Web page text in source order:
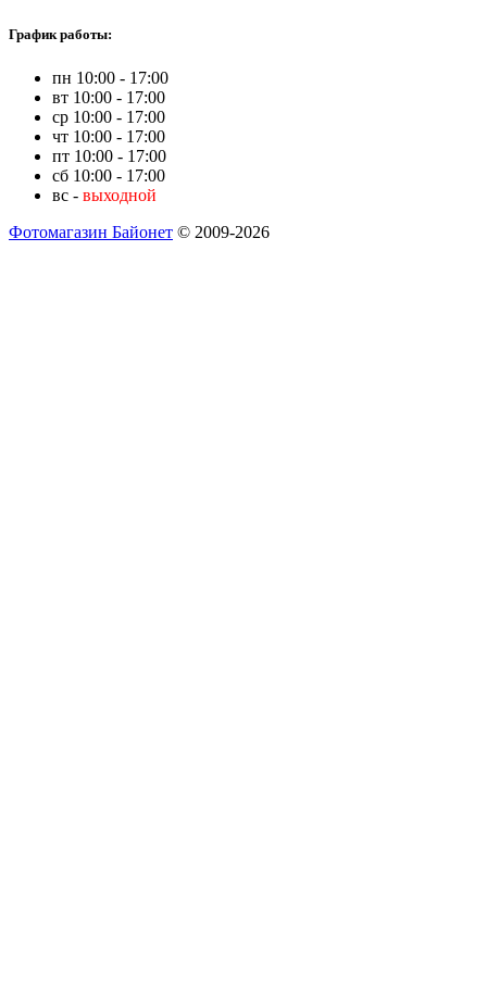
График работы:
пн 10:00 - 17:00
вт 10:00 - 17:00
ср 10:00 - 17:00
чт 10:00 - 17:00
пт 10:00 - 17:00
сб 10:00 - 17:00
вс - выходной
Фотомагазин Байонет © 2009-2026